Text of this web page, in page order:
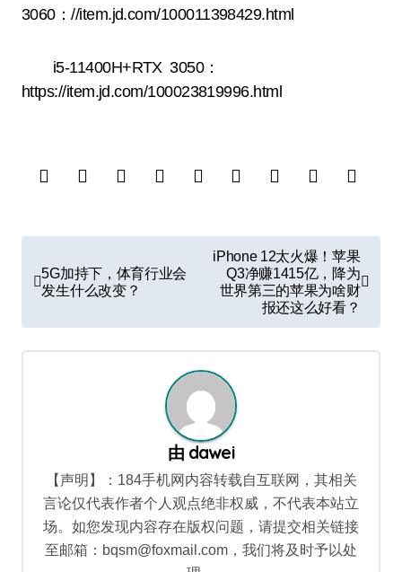
3060：//item.jd.com/100011398429.html
i5-11400H+RTX 3050：
https://item.jd.com/100023819996.html
章5G加持下，体育行业会
发生什么改变？
iPhone 12太火爆！苹果
Q3净赚1415亿，降为
世界第三的苹果为啥财
报还这么好看？
由 dawei
【声明】：184手机网内容转载自互联网，其相关
言论仅代表作者个人观点绝非权威，不代表本站立
场。如您发现内容存在版权问题，请提交相关链接
至邮箱：bqsm@foxmail.com，我们将及时予以处